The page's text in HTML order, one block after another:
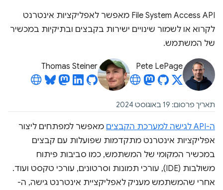
‫File System Access API מאפשר לאפליקציות אינטרנט
לקרוא או לשמור שינויים ישירות בקבצים ובתיקיות במכשיר
של המשתמש.
Pete LePage
Thomas Steiner
תאריך פרסום: 19 באוגוסט 2024
ה-API לגישה למערכת הקבצים
מאפשר למפתחים ליצור
אפליקציות אינטרנט מתקדמות שפועלות עם קבצים
במכשיר המקומי של המשתמש, כמו סביבות פיתוח
משולבות (IDE), עורכי תמונות וסרטונים, עורכי טקסט ועוד.
אחרי שהמשתמש מעניק לאפליקציית אינטרנט גישה, ה-